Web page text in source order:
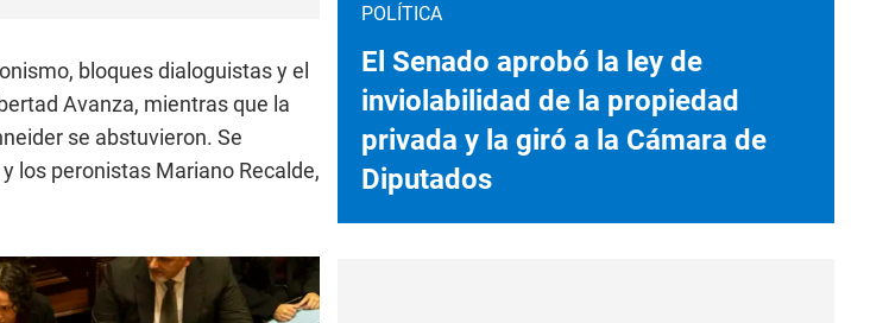
bloques dialoguistas y el
Avanza, mientras que la
se abstuvieron. Se
los peronistas Mariano Recalde,
POLÍTICA
El Senado aprobó la ley de
inviolabilidad de la propiedad
privada y la giró a la Cámara de
Diputados